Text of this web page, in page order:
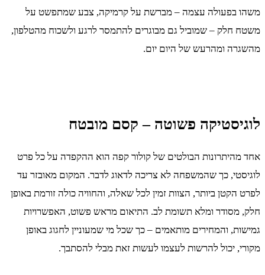
משהו בפעולה עצמה – מברשת על קרמיקה, צבע שמתפשט על
משטח חלק – שמוביל גם מבוגרים להתמסר לרגע ולשכוח מהטלפון,
מהשגרה ומהרעש של היום יום.
לוגיסטיקה פשוטה – קסם מובטח
אחד מהיתרונות הבולטים של קולור קפה הוא ההקפדה על כל פרט
לוגיסטי, כך שהמשפחה לא צריכה לדאוג לדבר. המקום מאובזר עד
לפרט הקטן ביותר, הצוות זמין לכל שאלה, והחוויה כולה זורמת באופן
חלק, מסודר ומלא תשומת לב. התיאום מראש פשוט, האפשרויות
גמישות, והמחירים מותאמים – כך שכל מי שמעוניין לחגוג באופן
מקורי, יכול להרשות לעצמו לעשות זאת מבלי להסתבך.